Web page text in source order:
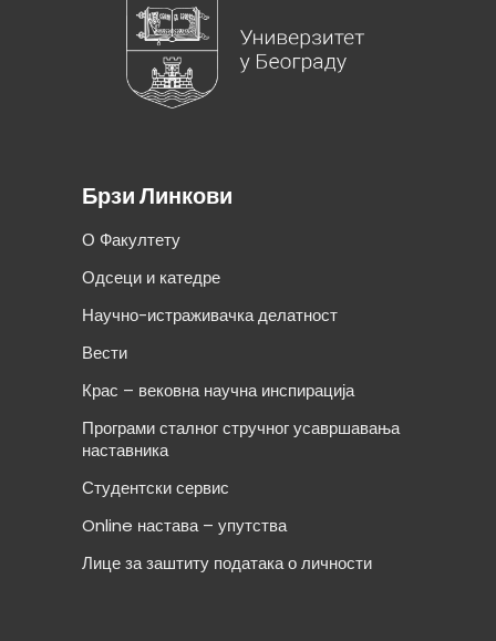
Брзи Линкови
О Факултету
Одсеци и катедре
Научно-истраживачка делатност
Вести
Крас – вековна научна инспирација
Програми сталног стручног усавршавања
наставника
Студентски сервис
Online настава – упутства
Лице за заштиту података о личности